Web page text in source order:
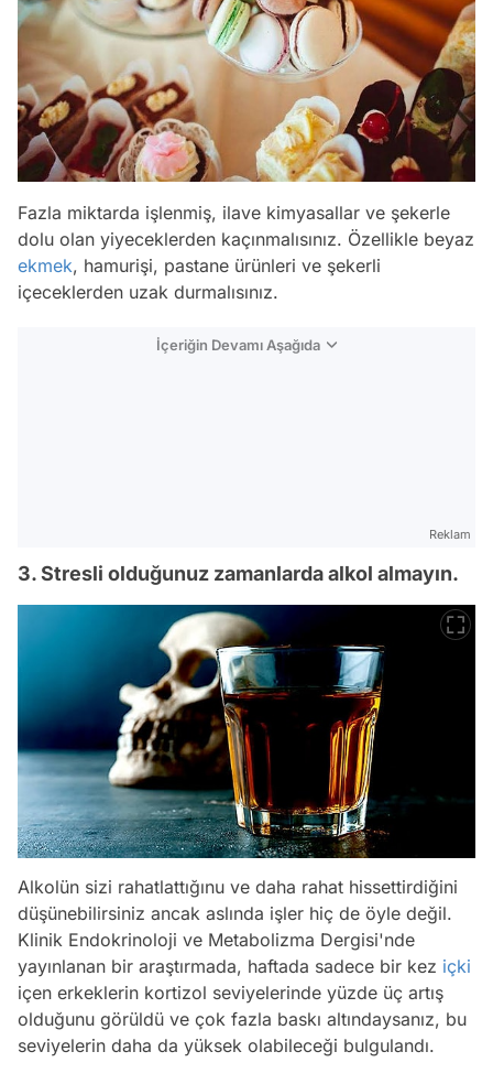
Fazla miktarda işlenmiş, ilave kimyasallar ve şekerle
dolu olan yiyeceklerden kaçınmalısınız. Özellikle beyaz
ekmek, hamurişi, pastane ürünleri ve şekerli
içeceklerden uzak durmalısınız.
İçeriğin Devamı Aşağıda
Reklam
3. Stresli olduğunuz zamanlarda alkol almayın.
Alkolün sizi rahatlattığınu ve daha rahat hissettirdiğini
düşünebilirsiniz ancak aslında işler hiç de öyle değil.
Klinik Endokrinoloji ve Metabolizma Dergisi'nde
yayınlanan bir araştırmada, haftada sadece bir kez içki
içen erkeklerin kortizol seviyelerinde yüzde üç artış
olduğunu görüldü ve çok fazla baskı altındaysanız, bu
seviyelerin daha da yüksek olabileceği bulgulandı.